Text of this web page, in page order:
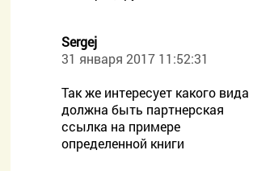
Sergej
31 января 2017 11:52:31
Так же интересует какого вида
должна быть партнерская
ссылка на примере
определенной книги